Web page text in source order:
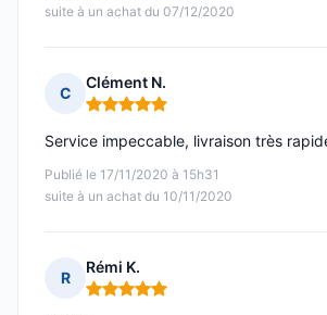
suite à un achat du 07/12/2020
C
Clément N.
Note : 5 sur 5
Publié le 17/11/2020 à 15h31
suite à un achat du 10/11/2020
Service impeccable, livraison très
R
Rémi K.
Note : 5 sur 5